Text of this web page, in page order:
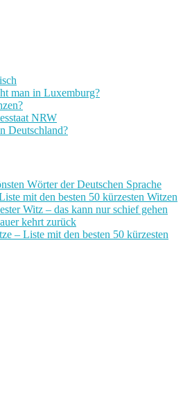
man in Luxemburg?
NRW
Deutschland?
Wörter der Deutschen Sprache
mit den besten 50 kürzesten Witzen
Witz – das kann nur schief gehen
kehrt zurück
– Liste mit den besten 50 kürzesten